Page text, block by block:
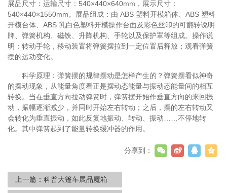
展品尺寸：运输尺寸：540×440×640mm，展示尺寸：
540×440×1550mm。展品组成：由 ABS 塑料开模箱体、ABS 塑料
开模台体、ABS 乳白色塑料开模操作台面及彩色丝印的可翻转说明
牌、弹簧机构、磁铁、升降机构、手轮以及保护罩等组成。操作说
明：转动手轮，移动装置将弹簧摆拉到一定位置后释放；观看弹簧
摆的运动变化。
科学原理：弹簧摆的规律摆动是怎样产生的？弹簧摆看似神奇
的摆动现象，从能量角度看正是摆动态能量与振动态能量间的相互
转换。当在垂直方向拉动弹簧时，弹簧摆开始作垂直方向的来回振
动，振幅逐渐减少，并同时开始左右转动；之后，摆的左右转动又
会转化为垂直振动，如此反复地振动、转动、振动……不停地转
化。其中弹簧起到了能量转换缓冲器的作用。
分享到：
上一篇： 科普大篷车展品魔箱